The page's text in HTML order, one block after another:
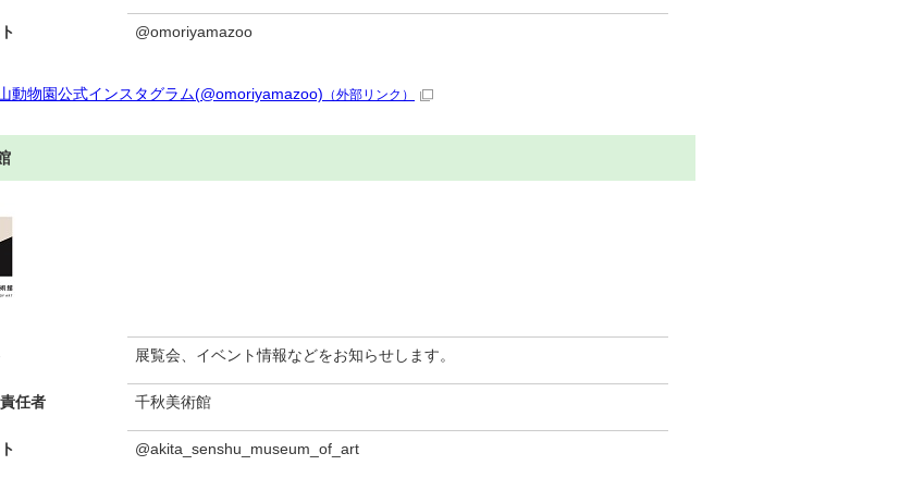
@omoriyamazoo
動物園公式インスタグラム(@omoriyamazoo) （外部リンク）
展覧会、イベント情報などをお知らせします。
任者 千秋美術館
@akita_senshu_museum_of_art